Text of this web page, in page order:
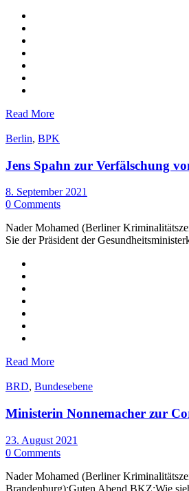
Read More
Berlin, BPK
Jens Spahn zur Verfälschung
8. September 2021
0 Comments
Nader Mohamed (Berliner
Sie der Präsident der
Read More
BRD, Bundesebene
Ministerin Nonnemacher zur
23. August 2021
0 Comments
Nader Mohamed (Berliner
Brandenburg):Guten Abend.BKZ:Wie